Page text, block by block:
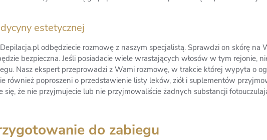
estetycznej
odbędziecie rozmowę z naszym specjalistą. Sprawdzi on skórę na
bezpieczna. Jeśli posiadacie wiele wrastających włosów w tym rejonie,
Nasz ekspert przeprowadzi z Wami rozmowę, w trakcie której wypyta o
również poproszeni o przedstawienie listy leków, ziół i suplementów
że nie przyjmujecie lub nie przyjmowaliście żadnych substancji
do zabiegu